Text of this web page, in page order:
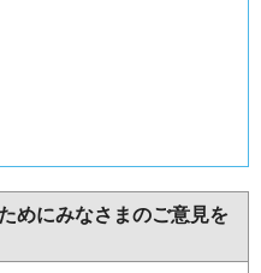
めにみなさまのご意見を